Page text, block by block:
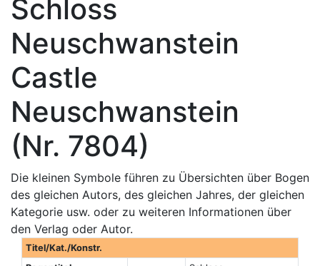
Schloss
Neuschwanstein
Castle
Neuschwanstein
(Nr. 7804)
Die kleinen Symbole führen zu Übersichten über Bogen
des gleichen Autors, des gleichen Jahres, der gleichen
Kategorie usw. oder zu weiteren Informationen über
den Verlag oder Autor.
Titel/Kat./Konstr.